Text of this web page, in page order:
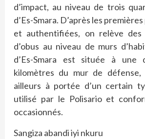
d’impact, au niveau de trois
d’Es-Smara. D’après les
et authentifiées, on relève des
d’obus au niveau de murs
d’Es-Smara est située à une
kilomètres du mur de
ailleurs à portée d’un certain
utilisé par le Polisario et
occasionnés.
Sangiza abandi iyi nkuru